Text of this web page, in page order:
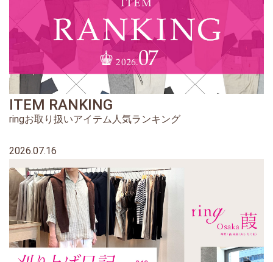
ITEM RANKING
ringお取り扱いアイテム人気ランキング
2026.07.16